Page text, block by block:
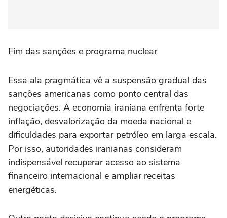
Fim das sanções e programa nuclear
Essa ala pragmática vê a suspensão gradual das
sanções americanas como ponto central das
negociações. A economia iraniana enfrenta forte
inflação, desvalorização da moeda nacional e
dificuldades para exportar petróleo em larga escala.
Por isso, autoridades iranianas consideram
indispensável recuperar acesso ao sistema
financeiro internacional e ampliar receitas
energéticas.